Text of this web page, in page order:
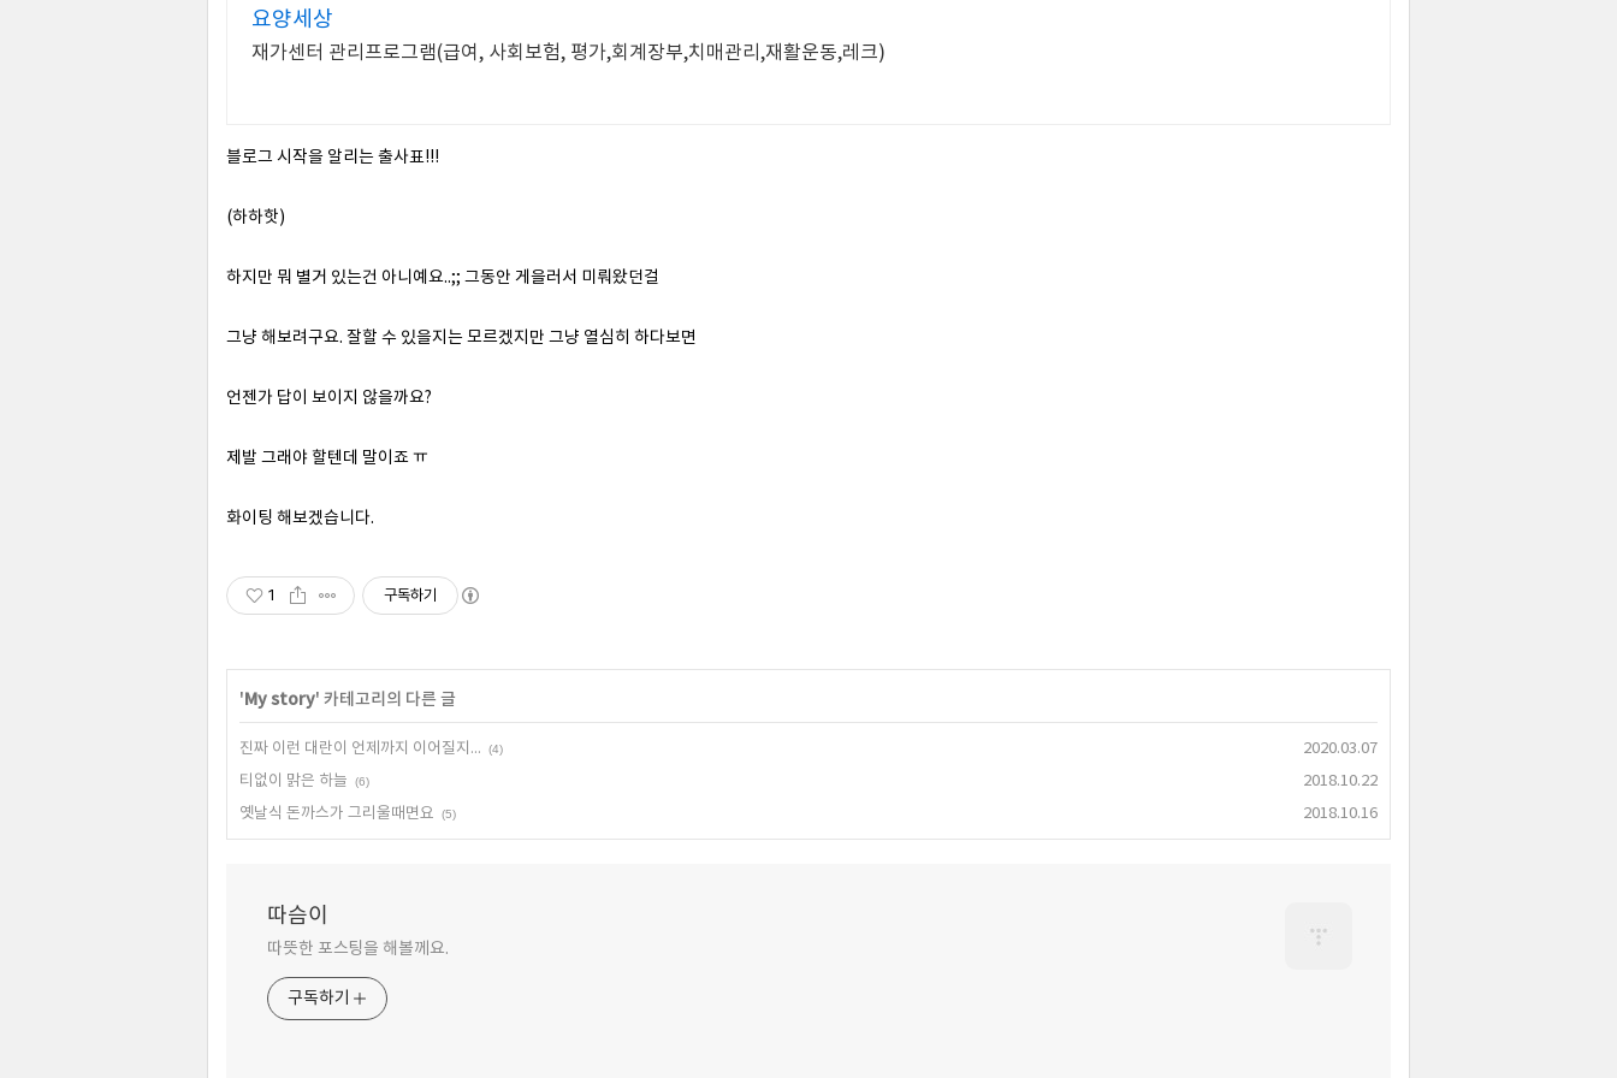
요양세상
재가센터 관리프로그램(급여, 사회보험, 평가,회계장부,치매관리,재활운동,레크)
블로그 시작을 알리는 출사표!!!
(하하핫)
하지만 뭐 별거 있는건 아니예요..;; 그동안 게을러서 미뤄왔던걸
그냥 해보려구요. 잘할 수 있을지는 모르겠지만 그냥 열심히 하다보면
언젠가 답이 보이지 않을까요?
제발 그래야 할텐데 말이죠 ㅠ
화이팅 해보겠습니다.
1 구독하기
'My story' 카테고리의 다른 글
진짜 이런 대란이 언제까지 이어질지... (4)
2020.03.07
티없이 맑은 하늘
(6)
2018.10.22
옛날식 돈까스가 그리울때면요
(5) 2018.10.16
따슴이
따뜻한 포스팅을 해볼께요.
구독하기